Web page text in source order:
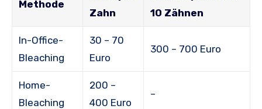
Methode
Zahn
10 Zähnen
In-Office-
Bleaching
30 – 70
Euro
300 – 700 Euro
Home-
Bleaching
200 –
400 Euro
–